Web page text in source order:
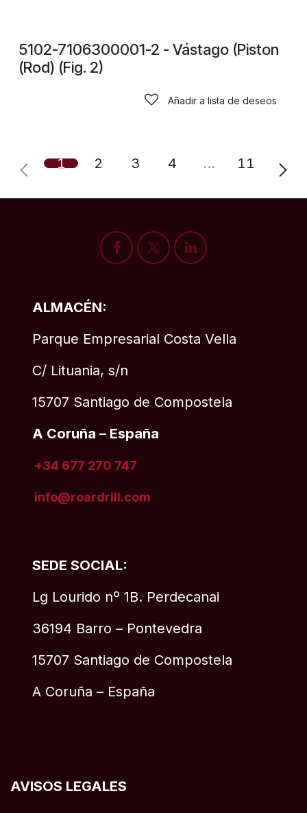
CONSULTAR PRECIOS
5102-7106300001-2 - Vástago (Piston
(Rod) (Fig. 2)
Añadir a lista de deseos
1 2 3 4 … 11
SEDE SOCIAL:
Lg Lourido nº 1B. Perdecanai
36194 Barro – Pontevedra
15707 Santiago de Compostela
A Coruña – España
ALMACÉN:
Parque Empresarial Costa Vella
C/ Lituania, s/n
15707 Santiago de Compostela
A Coruña – España
+34 677 270 747
info@roardrill.com
AVISOS LEGALES